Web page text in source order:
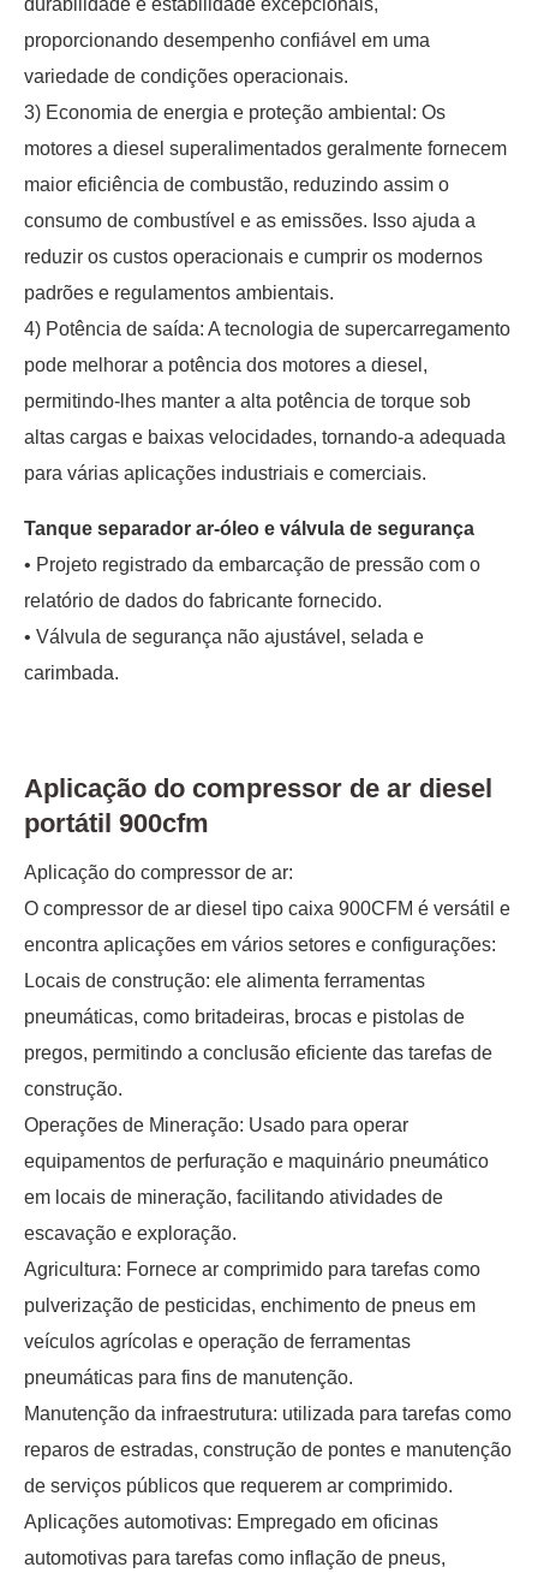
proporcionando desempenho confiável em uma
variedade de condições operacionais.
3) Economia de energia e proteção ambiental: Os
motores a diesel superalimentados geralmente fornecem
maior eficiência de combustão, reduzindo assim o
consumo de combustível e as emissões. Isso ajuda a
reduzir os custos operacionais e cumprir os modernos
padrões e regulamentos ambientais.
4) Potência de saída: A tecnologia de supercarregamento
pode melhorar a potência dos motores a diesel,
permitindo-lhes manter a alta potência de torque sob
altas cargas e baixas velocidades, tornando-a adequada
para várias aplicações industriais e comerciais.
Tanque separador ar-óleo e válvula de segurança
• Projeto registrado da embarcação de pressão com o
relatório de dados do fabricante fornecido.
• Válvula de segurança não ajustável, selada e
carimbada.
Aplicação do compressor de ar diesel
portátil 900cfm
Aplicação do compressor de ar:
O compressor de ar diesel tipo caixa 900CFM é versátil e
encontra aplicações em vários setores e configurações:
Locais de construção: ele alimenta ferramentas
pneumáticas, como britadeiras, brocas e pistolas de
pregos, permitindo a conclusão eficiente das tarefas de
construção.
Operações de Mineração: Usado para operar
equipamentos de perfuração e maquinário pneumático
em locais de mineração, facilitando atividades de
escavação e exploração.
Agricultura: Fornece ar comprimido para tarefas como
pulverização de pesticidas, enchimento de pneus em
veículos agrícolas e operação de ferramentas
pneumáticas para fins de manutenção.
Manutenção da infraestrutura: utilizada para tarefas como
reparos de estradas, construção de pontes e manutenção
de serviços públicos que requerem ar comprimido.
Aplicações automotivas: Empregado em oficinas
automotivas para tarefas como inflação de pneus,